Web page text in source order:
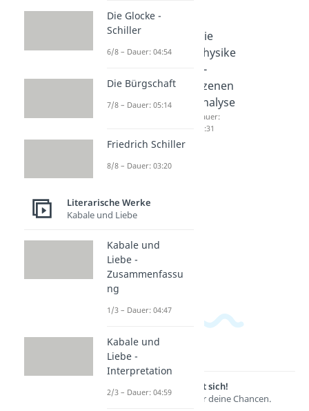
Die
Physike
Zusam
menfas
04:15
Physike
Interpre
tation
Die
Physike
r -
Szenen
analyse
Dauer:
03:31
Lernen lohnt sich!
Entdecke hier deine Chancen.
Die Glocke -
Schiller
6/8 – Dauer: 04:54
Die Bürgschaft
7/8 – Dauer: 05:14
Friedrich Schiller
8/8 – Dauer: 03:20
Literarische Werke
Kabale und Liebe
Kabale und
Liebe -
Zusammenfassu
ng
1/3 – Dauer: 04:47
Kabale und
Liebe -
Interpretation
2/3 – Dauer: 04:59